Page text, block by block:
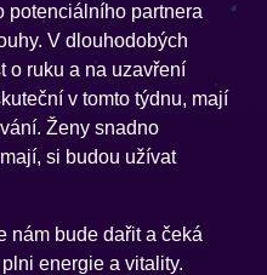
potenciálního partnera
V dlouhodobých
o ruku a na uzavření
v tomto týdnu, mají
Ženy snadno
si budou užívat
nám bude dařit a čeká
energie a vitality.